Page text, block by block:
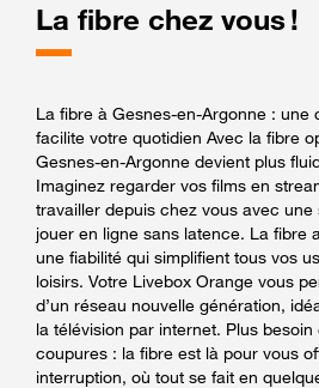
La fibre chez vous !
La fibre à Gesnes-en-Argonne : une
facilite votre quotidien Avec la fibre
Gesnes-en-Argonne devient plus
Imaginez regarder vos films en
travailler depuis chez vous avec une
jouer en ligne sans latence. La fibre
une fiabilité qui simplifient tous vos
loisirs. Votre Livebox Orange vous
d’un réseau nouvelle génération,
la télévision par internet. Plus besoin
coupures : la fibre est là pour vous
interruption, où tout se fait en